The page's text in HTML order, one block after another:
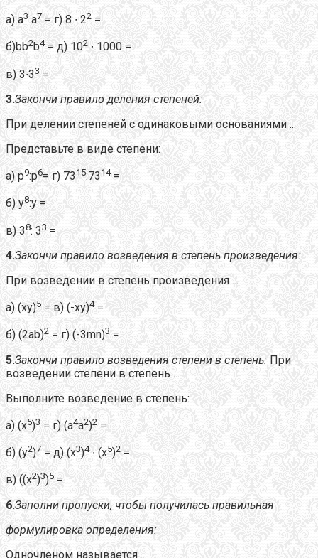
а) а3 а7 = г) 8 ∙ 22 =
б)bb2b4= д) 102 ∙ 1000 =
в) 3∙33 =
3.Закончи правило деления степеней:
При делении степеней с одинаковыми основаниями ...
Представьте в виде степени:
а) р9:р6= г) 7315:7314=
б) у8:у =
в) 38: 33 =
4.Закончи правило возведения в степень произведения:
При возведении в степень произведения ...
а) (ху)5 = в) (-ху)4=
б) (2ab)2 = г) (-3mn)3 =
5.Закончи правило возведения степени в степень: При
возведении степени в степень ...
Выполните возведение в степень:
а) (х5)3 = г) (а4а2)2 =
б) (у2)7 = д) (х3)4∙ (х5)2 =
в) ((х2)3)5 =
6.Заполни пропуски, чтобы получилась правильная
формулировка определения:
Одночленом называется ...